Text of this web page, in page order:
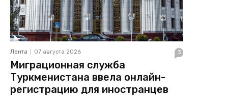
Лента 07 августа 2026 3
Миграционная служба
Туркменистана ввела онлайн-
регистрацию для иностранцев